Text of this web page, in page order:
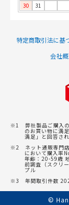
30
31
特定商取引法に基
会社
※1 弊社製品ご購入の
のお買い物に満
満足」と回答さ
※2 ネット通販専門店
において購入率
年齢：20-59歳
前調査（スクリ
プル
※3 年間取引件数
©